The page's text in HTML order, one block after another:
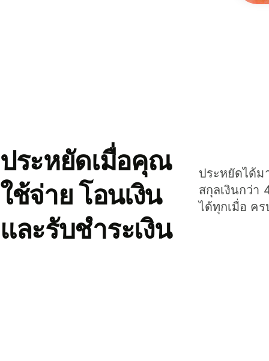
ประหยัดเมื่อคุณ
ใช้จ่าย โอนเงิน
และรับชำระเงิน
ประหยัดได้ม
สกุลเงินกว่า
ได้ทุกเมื่อ ค